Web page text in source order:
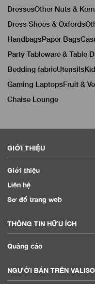
DressesOther Nuts &
Dress Shoes & Oxfords
HandbagsPaper Bags
Party Tableware & Table
Bedding fabricUtensils
Gaming LaptopsFruit &
Chaise Lounge
GIỚI THIỆU
Giới thiệu
Liên hệ
Sơ đồ trang web
THÔNG TIN HỮU ÍCH
Quảng cáo
NGƯỜI BÁN TRÊN